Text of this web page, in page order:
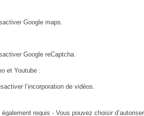
Google maps.
Google reCaptcha.
et Youtube :
l’incorporation de vidéos.
requis - Vous pouvez choisir d’autoriser